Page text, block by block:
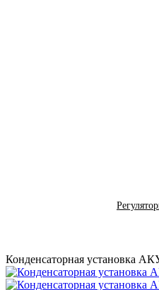
Конденсаторная установка